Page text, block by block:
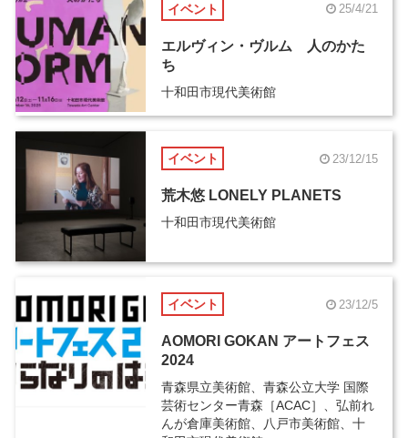
イベント 25/4/21
エルヴィン・ヴルム 人のかた
ち
十和田市現代美術館
イベント 23/12/15
荒木悠 LONELY PLANETS
十和田市現代美術館
イベント 23/12/5
AOMORI GOKAN アートフェス
2024
青森県立美術館、青森公立大学 国際
芸術センター青森［ACAC］、弘前れ
んが倉庫美術館、八戸市美術館、十